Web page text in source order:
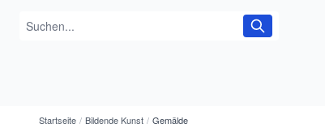
Startseite / Bildende Kunst / Gemälde